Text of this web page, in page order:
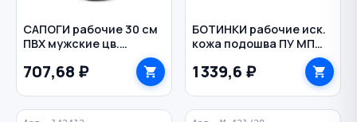
САПОГИ рабочие 30 см
ПВХ мужские цв.
707,68 ₽
БОТИНКИ рабочие иск.
кожа подошва ПУ МП
1 339,6 ₽